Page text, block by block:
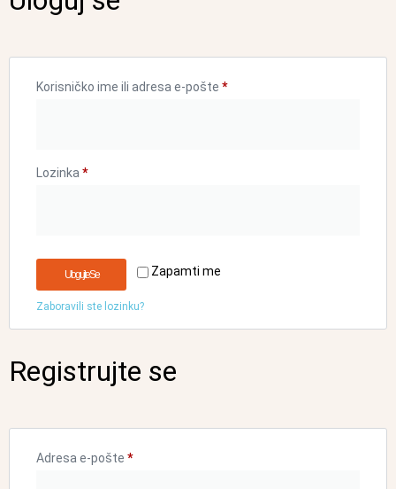
Korisničko ime ili adresa e-pošte *
Lozinka *
Zapamti me
Ulogujte Se
Zaboravili ste lozinku?
Registrujte se
Adresa e-pošte *